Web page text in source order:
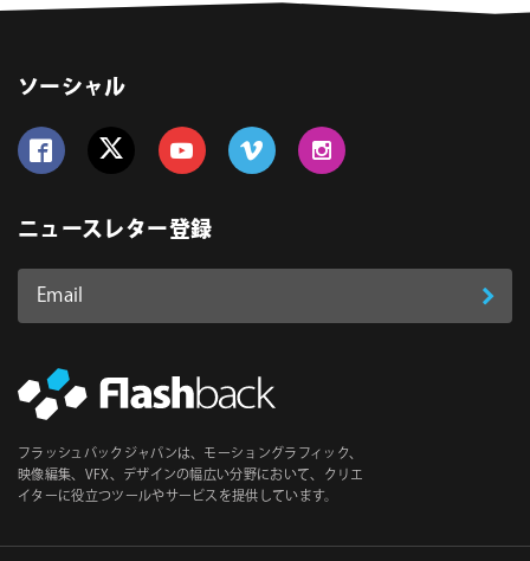
ソーシャル
ニュースレター登録
Email
ス
必
須
登
フラッシュバックジャパンは、モーショングラフィック、
映像編集、VFX、デザインの幅広い分野において、クリエ
イターに役立つツールやサービスを提供しています。